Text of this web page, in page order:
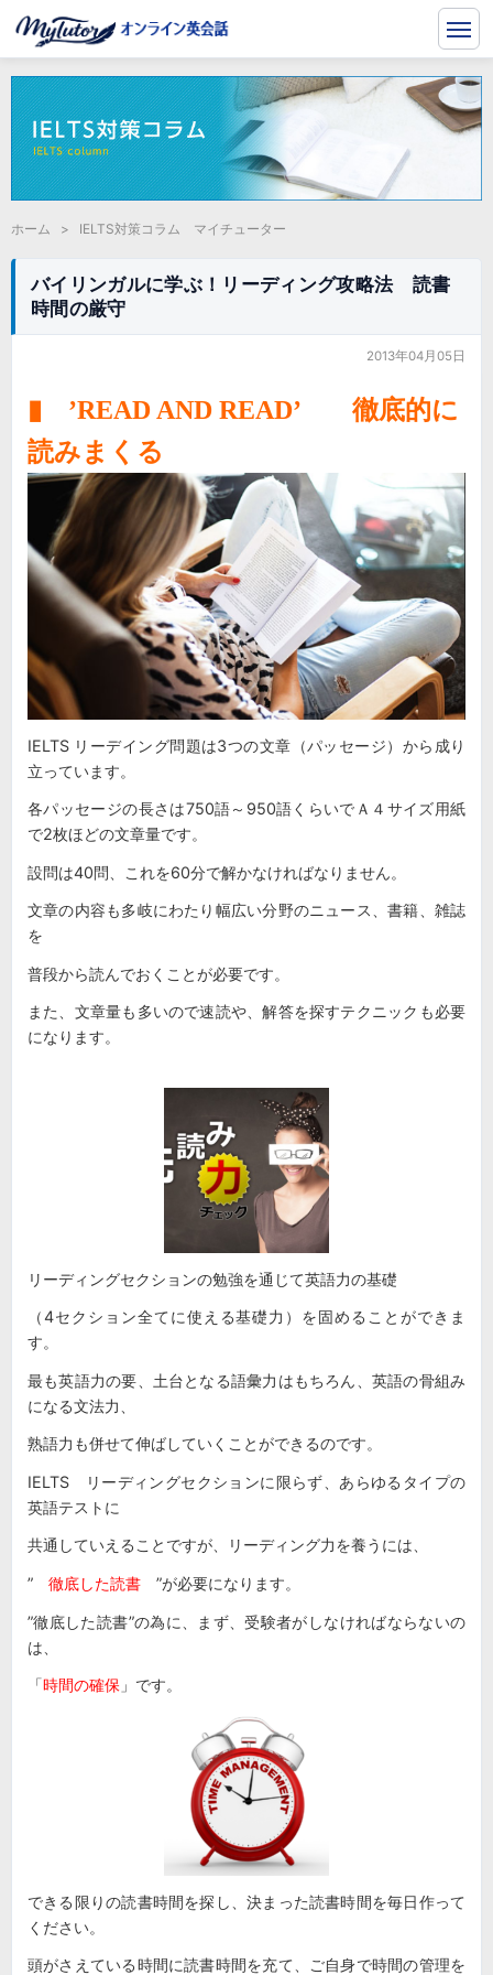
ホーム > IELTS対策コラム マイチューター
バイリンガルに学ぶ！リーディング攻略法 読書
時間の厳守
2013年04月05日
▮ ’READ AND READ’ 徹底的に
読みまくる
IELTS リーデイング問題は3つの文章（パッセージ）から成り
立っています。
各パッセージの長さは750語～950語くらいでＡ４サイズ用紙
で2枚ほどの文章量です。
設問は40問、これを60分で解かなければなりません。
文章の内容も多岐にわたり幅広い分野のニュース、書籍、雑誌
を
普段から読んでおくことが必要です。
また、文章量も多いので速読や、解答を探すテクニックも必要
になります。
リーディングセクションの勉強を通じて英語力の基礎
（4セクション全てに使える基礎力）を固めることができま
す。
最も英語力の要、土台となる語彙力はもちろん、英語の骨組み
になる文法力、
熟語力も併せて伸ばしていくことができるのです。
IELTS リーディングセクションに限らず、あらゆるタイプの
英語テストに
共通していえることですが、リーディング力を養うには、
” 徹底した読書 ”が必要になります。
”徹底した読書”の為に、まず、受験者がしなければならないの
は、
「時間の確保 」です。
できる限りの読書時間を探し、決まった読書時間を毎日作って
ください。
頭がさえている時間に読書時間を充て、ご自身で時間の管理を